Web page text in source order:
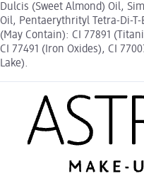
Dulcis (Sweet Almond) Oil,
Oil, Pentaerythrityl Tetra-Di-
(May Contain): CI 77891
CI 77491 (Iron Oxides), CI
Lake).